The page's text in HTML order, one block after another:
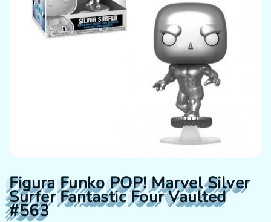
Figura Funko POP! Marvel Silver
Surfer Fantastic Four Vaulted
#563